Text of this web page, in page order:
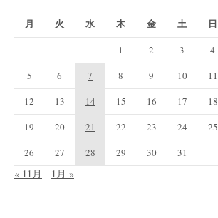
月 火 水 木 金 土 日
1 2 3
4
5
6 7 8 9 10
11
12
13 14 15 16 17
18
19
20 21 22 23 24
25
26
27 28 29 30 31
« 11月 1月 »